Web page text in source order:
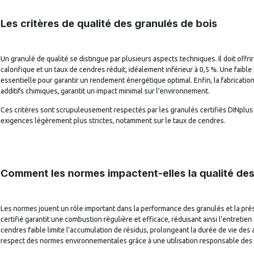
Les critères de qualité des granulés de bois
Un granulé de qualité se distingue par plusieurs aspects techniques. Il doit
calorifique et un taux de cendres réduit, idéalement inférieur à 0,5 %. Une
essentielle pour garantir un rendement énergétique optimal. Enfin, la
additifs chimiques, garantit un impact minimal sur l'environnement.
Ces critères sont scrupuleusement respectés par les granulés certifiés DINplus
exigences légèrement plus strictes, notamment sur le taux de cendres.
Comment les normes impactent-elles la qualité
Les normes jouent un rôle important dans la performance des granulés et la
certifié garantit une combustion régulière et efficace, réduisant ainsi l'entretien
cendres faible limite l'accumulation de résidus, prolongeant la durée de vie
respect des normes environnementales grâce à une utilisation responsable